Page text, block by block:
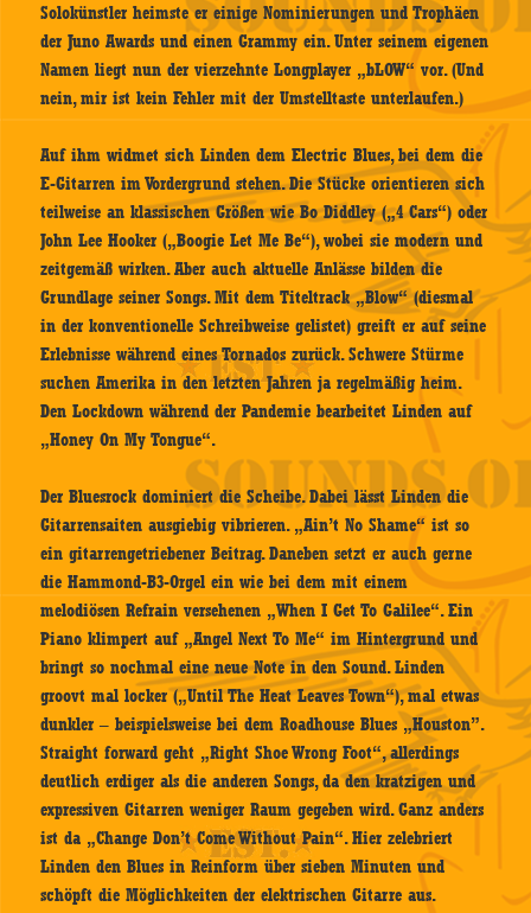
Solokünstler heimste er einige Nominierungen und Trophäen
der Juno Awards und einen Grammy ein. Unter seinem eigenen
Namen liegt nun der vierzehnte Longplayer „bLOW“ vor. (Und
nein, mir ist kein Fehler mit der Umstelltaste unterlaufen.)
Auf ihm widmet sich Linden dem Electric Blues, bei dem die
E-Gitarren im Vordergrund stehen. Die Stücke orientieren sich
teilweise an klassischen Größen wie Bo Diddley („4 Cars“) oder
John Lee Hooker („Boogie Let Me Be“), wobei sie modern und
zeitgemäß wirken. Aber auch aktuelle Anlässe bilden die
Grundlage seiner Songs. Mit dem Titeltrack „Blow“ (diesmal
in der konventionelle Schreibweise gelistet) greift er auf seine
Erlebnisse während eines Tornados zurück. Schwere Stürme
suchen Amerika in den letzten Jahren ja regelmäßig heim.
Den Lockdown während der Pandemie bearbeitet Linden auf
„Honey On My Tongue“.
Der Bluesrock dominiert die Scheibe. Dabei lässt Linden die
Gitarrensaiten ausgiebig vibrieren. „Ain’t No Shame“ ist so
ein gitarrengetriebener Beitrag. Daneben setzt er auch gerne
die Hammond-B3-Orgel ein wie bei dem mit einem
melodiösen Refrain versehenen „When I Get To Galilee“. Ein
Piano klimpert auf „Angel Next To Me“ im Hintergrund und
bringt so nochmal eine neue Note in den Sound. Linden
groovt mal locker („Until The Heat Leaves Town“), mal etwas
dunkler – beispielsweise bei dem Roadhouse Blues „Houston”.
Straight forward geht „Right Shoe Wrong Foot“, allerdings
deutlich erdiger als die anderen Songs, da den kratzigen und
expressiven Gitarren weniger Raum gegeben wird. Ganz anders
ist da „Change Don’t Come Without Pain“. Hier zelebriert
Linden den Blues in Reinform über sieben Minuten und
schöpft die Möglichkeiten der elektrischen Gitarre aus.